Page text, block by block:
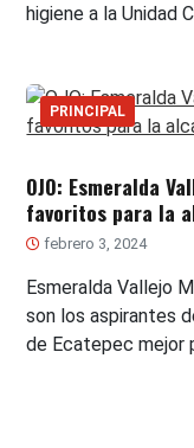
higiene a la Unidad
PRINCIPAL
OJO: Esmeralda
favoritos para la
febrero 3, 2024
Esmeralda Vallejo
son los aspirantes
de Ecatepec mejor